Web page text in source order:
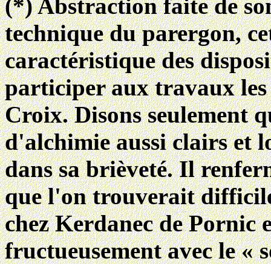
(*) Abstraction faite de
technique du parergon,
caractéristique des
participer aux travaux les
Croix. Disons seulement
d'alchimie aussi clairs et
dans sa brièveté. Il
que l'on trouverait
chez Kerdanec de
fructueusement avec le «